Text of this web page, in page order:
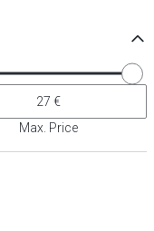
Max. Price